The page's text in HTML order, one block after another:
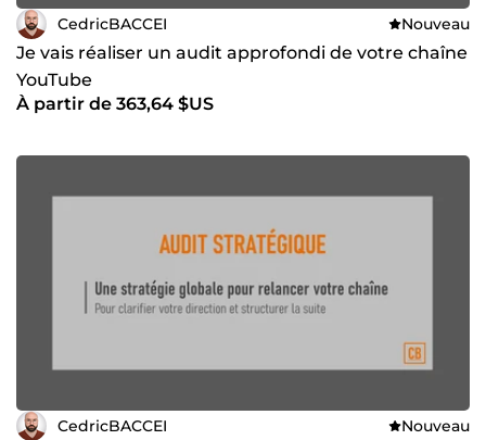
CedricBACCEI Nouveau
Je vais réaliser un audit approfondi de votre chaîne
YouTube
À partir de 363,64 $US
CedricBACCEI Nouveau